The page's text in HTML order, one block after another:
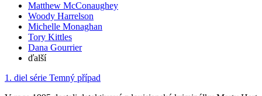
Matthew McConaughey
Woody Harrelson
Michelle Monaghan
Tory Kittles
Dana Gourrier
ďalší
1. diel série Temný případ